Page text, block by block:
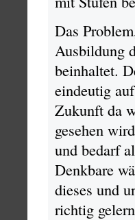
Das
Ausbildung
beinhaltet.
eindeutig
Zukunft da
gesehen
und bedarf
Denkbare
dieses und
richtig